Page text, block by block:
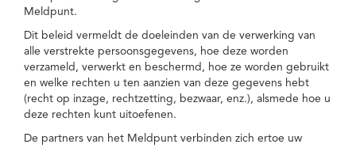
Meldpunt.
Dit beleid vermeldt de doeleinden van de verwerking van
alle verstrekte persoonsgegevens, hoe deze worden
verzameld, verwerkt en beschermd, hoe ze worden gebruikt
en welke rechten u ten aanzien van deze gegevens hebt
(recht op inzage, rechtzetting, bezwaar, enz.), alsmede hoe u
deze rechten kunt uitoefenen.
De partners van het Meldpunt verbinden zich ertoe uw